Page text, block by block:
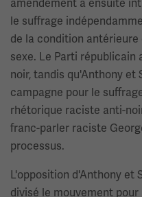
amendement a ensuite
le suffrage
de la condition antérieure
sexe. Le Parti républicain
noir, tandis qu'Anthony
campagne pour le
rhétorique raciste anti-
franc-parler raciste
processus.
L'opposition d'Anthony et
divisé le mouvement